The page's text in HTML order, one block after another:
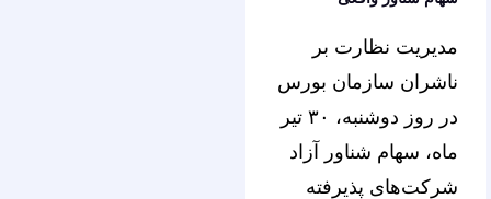
مدیریت نظارت بر
ناشران سازمان بورس
در روز دوشنبه، ۳۰ تیر
ماه، سهام شناور آزاد
شرکت‌های پذیرفته